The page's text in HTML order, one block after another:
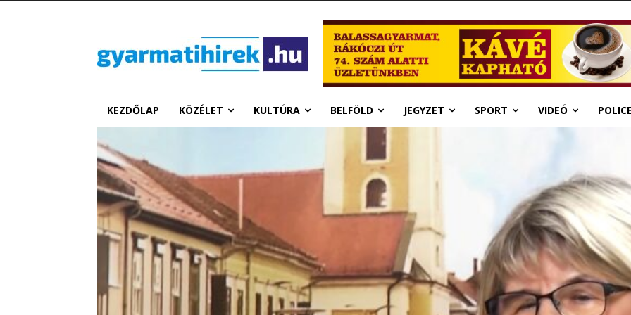
KEZDŐLAP KÖZÉLET KULTÚRA BELFÖLD JEGYZET SPORT VIDEÓ